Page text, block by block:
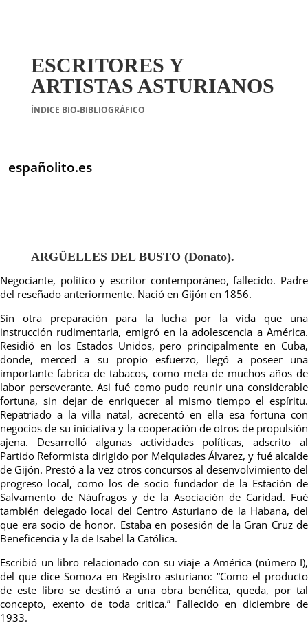
ESCRITORES Y
ARTISTAS ASTURIANOS
ÍNDICE BIO-BIBLIOGRÁFICO
españolito.es
ARGÜELLES DEL BUSTO (Donato).
Negociante, político y escritor contemporáneo, fallecido. Padre
del reseñado anteriormente. Nació en Gijón en 1856.
Sin otra preparación para la lucha por la vida que una
instrucción rudimentaria, emigró en laadolescencia a América.
Residió en los Estados Unidos, pero principalmente en Cuba,
donde, merced a su propio esfuerzo, llegó a poseer una
importante fabrica de tabacos, como meta de muchos años de
labor perseverante. Asi fué como pudo reunir una considerable
fortuna, sin dejar de enriquecer al mismo tiempo el espíritu.
Repatriado a la villa natal, acrecentó en ella esa fortuna con
negocios de su iniciativa y la cooperación de otros de propulsión
ajena. Desarrolló algunas actividades políticas, adscrito al
Partido Reformista dirigido por Melquiades Álvarez, y fué alcalde
de Gijón. Prestó a la vez otros concursos al desenvolvimiento del
progreso local, como los de socio fundador de la Estación de
Salvamento de Náufragos y de la Asociación de Caridad. Fué
también delegado local del Centro Asturiano de la Habana, del
que era socio de honor. Estaba en posesión de la Gran Cruz de
Beneficencia y la de Isabel la Católica.
Escribió un libro relacionado con su viaje a América (número I),
del que dice Somoza en Registro asturiano: “Como el producto
de este libro se destinó a una obra benéfica, queda, por tal
concepto, exento de toda critica.” Fallecido en diciembre de
1933.